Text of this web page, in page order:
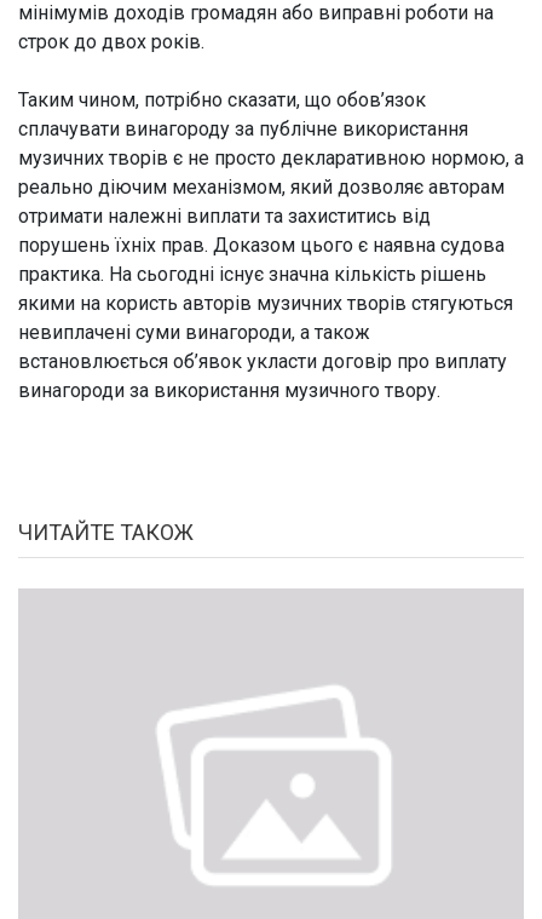
мінімумів доходів громадян або виправні роботи на
строк до двох років.
Таким чином, потрібно сказати, що обов’язок
сплачувати винагороду за публічне використання
музичних творів є не просто декларативною нормою, а
реально діючим механізмом, який дозволяє авторам
отримати належні виплати та захиститись від
порушень їхніх прав. Доказом цього є наявна судова
практика. На сьогодні існує значна кількість рішень
якими на користь авторів музичних творів стягуються
невиплачені суми винагороди, а також
встановлюється об’явок укласти договір про виплату
винагороди за використання музичного твору.
ЧИТАЙТЕ ТАКОЖ